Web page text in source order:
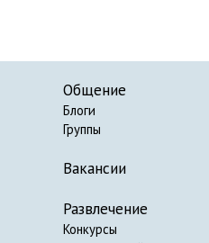
Общение
Блоги
Группы
Вакансии
Развлечение
Конкурсы